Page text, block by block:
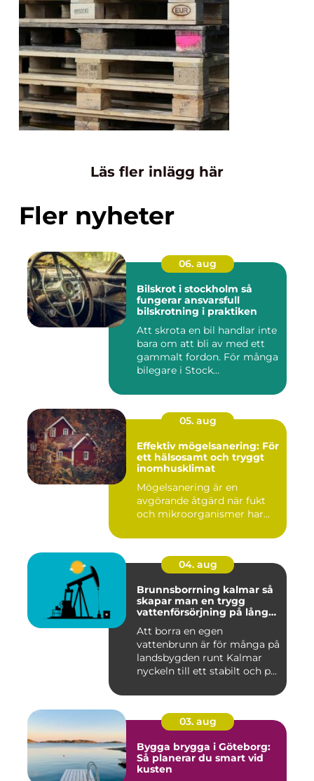
Läs fler inlägg här
Fler nyheter
06. aug
Bilskrot i stockholm så
fungerar ansvarsfull
bilskrotning i praktiken
Att skrota en bil handlar inte
bara om att bli av med ett
gammalt fordon. För många
bilegare i Stock...
05. aug
Effektiv mögelsanering: För
ett hälsosamt och tryggt
inomhusklimat
Mögelsanering är en
avgörande åtgärd när fukt
och mikroorganismer har...
04. aug
Brunnsborrning kalmar så
skapar man en trygg
vattenförsörjning på lång
Att borra en egen
vattenbrunn är för många på
landsbygden runt Kalmar
nyckeln till ett stabilt och p...
03. aug
Bygga brygga i Göteborg:
Så planerar du smart vid
kusten